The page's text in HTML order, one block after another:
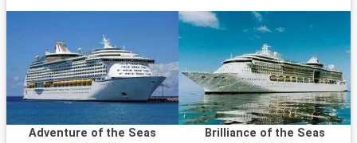
Adventure of the Seas Brilliance of the Seas